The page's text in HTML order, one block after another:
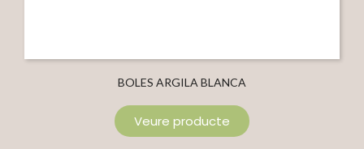
BOLES ARGILA BLANCA
Veure producte